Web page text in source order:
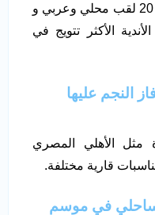
: يمتلك النجم الساحلي أكثر من 20 لقب محلي وعربي و
الأكثر تتويج في
النجم عليها
مثل الأهلي المصري
قارية مختلفة.
في موسم